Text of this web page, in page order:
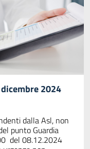
2024
dalla Asl, non
punto Guardia
del 08.12.2024